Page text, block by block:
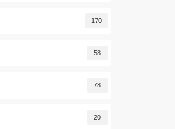
170
58
78
20